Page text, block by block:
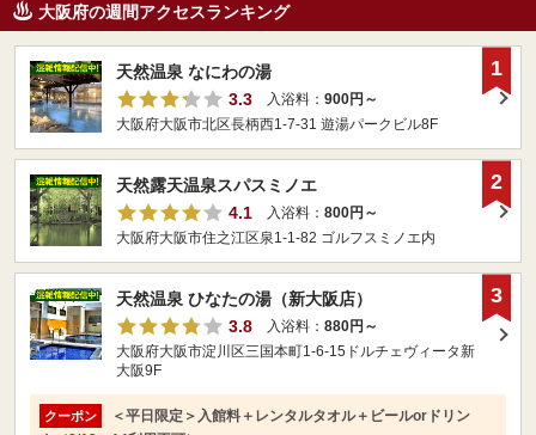
大阪府の週間アクセスランキング
天然温泉 なにわの湯
3.3
入浴料： 900円～
大阪府大阪市北区長柄西1-7-31 遊湯パークビル8F
1
天然露天温泉スパスミノエ
4.1
入浴料： 800円～
大阪府大阪市住之江区泉1-1-82 ゴルフスミノエ内
2
天然温泉 ひなたの湯（新大阪店）
3.8
入浴料： 880円～
大阪府大阪市淀川区三国本町1-6-15ドルチェヴィータ新
大阪9F
クーポン
＜平日限定＞入館料＋レンタルタオル＋ビールorドリン
3